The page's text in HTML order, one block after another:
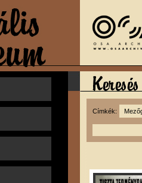
Címkék: